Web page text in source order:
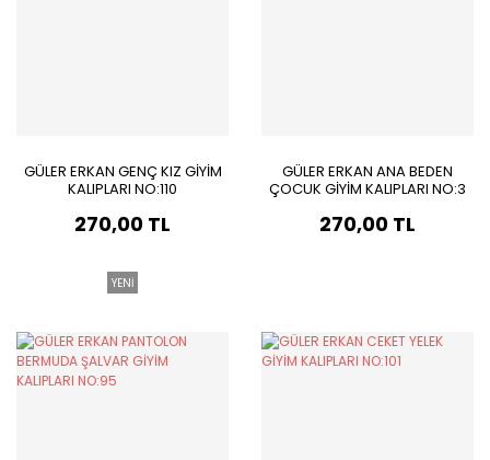
GÜLER ERKAN GENÇ KIZ GİYİM
KALIPLARI NO:110
270,00 TL
YENİ
GÜLER ERKAN ANA BEDEN
ÇOCUK GİYİM KALIPLARI NO:3
270,00 TL